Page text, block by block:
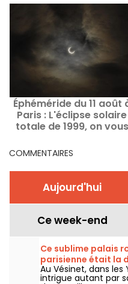
Éphéméride du 11 août
Paris : L'éclipse solaire
totale de 1999, on vous
COMMENTAIRES
Aujourd'hui
Ce week-end
Ce sublime palais
parisienne était la
marquise
Au Vésinet, dans les
intrigue autant par